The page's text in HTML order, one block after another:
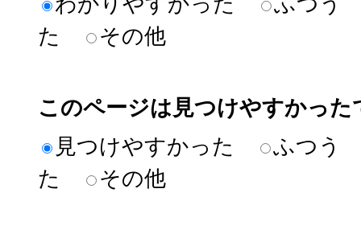
た
その他
このページは見つけやすかった
見つけやすかった
ふつう
た
その他